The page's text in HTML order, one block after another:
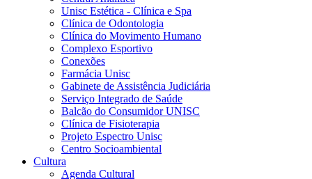
Unisc Estética - Clínica e Spa
Clínica de Odontologia
Clínica do Movimento Humano
Complexo Esportivo
Conexões
Farmácia Unisc
Gabinete de Assistência Judiciária
Serviço Integrado de Saúde
Balcão do Consumidor UNISC
Clínica de Fisioterapia
Projeto Espectro Unisc
Centro Socioambiental
Cultura
Agenda Cultural